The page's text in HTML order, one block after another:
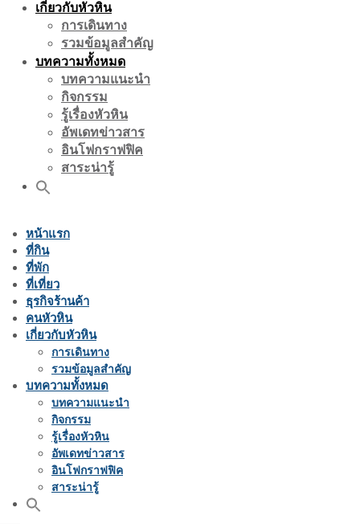
เกี่ยวกับหัวหิน
การเดินทาง
รวมข้อมูลสำคัญ
บทความทั้งหมด
บทความแนะนำ
กิจกรรม
รู้เรื่องหัวหิน
อัพเดทข่าวสาร
อินโฟกราฟฟิค
สาระน่ารู้
หน้าแรก
ที่กิน
ที่พัก
ที่เที่ยว
ธุรกิจร้านค้า
คนหัวหิน
เกี่ยวกับหัวหิน
การเดินทาง
รวมข้อมูลสำคัญ
บทความทั้งหมด
บทความแนะนำ
กิจกรรม
รู้เรื่องหัวหิน
อัพเดทข่าวสาร
อินโฟกราฟฟิค
สาระน่ารู้